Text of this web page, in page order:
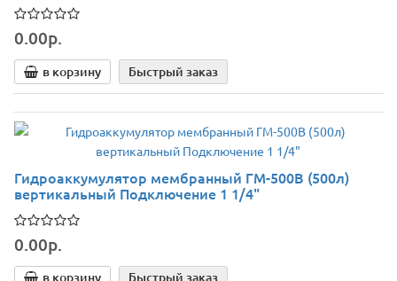
0.00р.
в корзину Быстрый заказ
Гидроаккумулятор мембранный ГМ-500В (500л)
вертикальный Подключение 1 1/4"
0.00р.
в корзину Быстрый заказ